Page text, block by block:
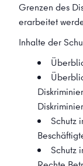
Grenzen des
erarbeitet
Inhalte der
Schutz
Schutz